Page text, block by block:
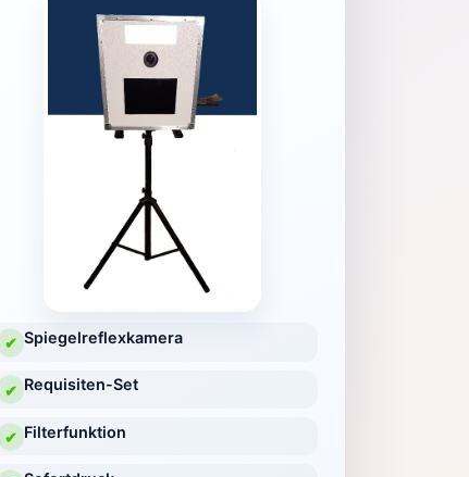
✔ Spiegelreflexkamera
✔ Requisiten-Set
✔ Filterfunktion